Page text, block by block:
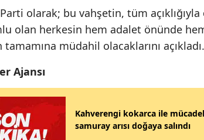
olarak; bu vahşetin, tüm
olan herkesin hem adalet önünde
müdahil olacaklarını açıkladı.
Ajansı
Kahverengi kokarca ile
samuray arısı doğaya salındı